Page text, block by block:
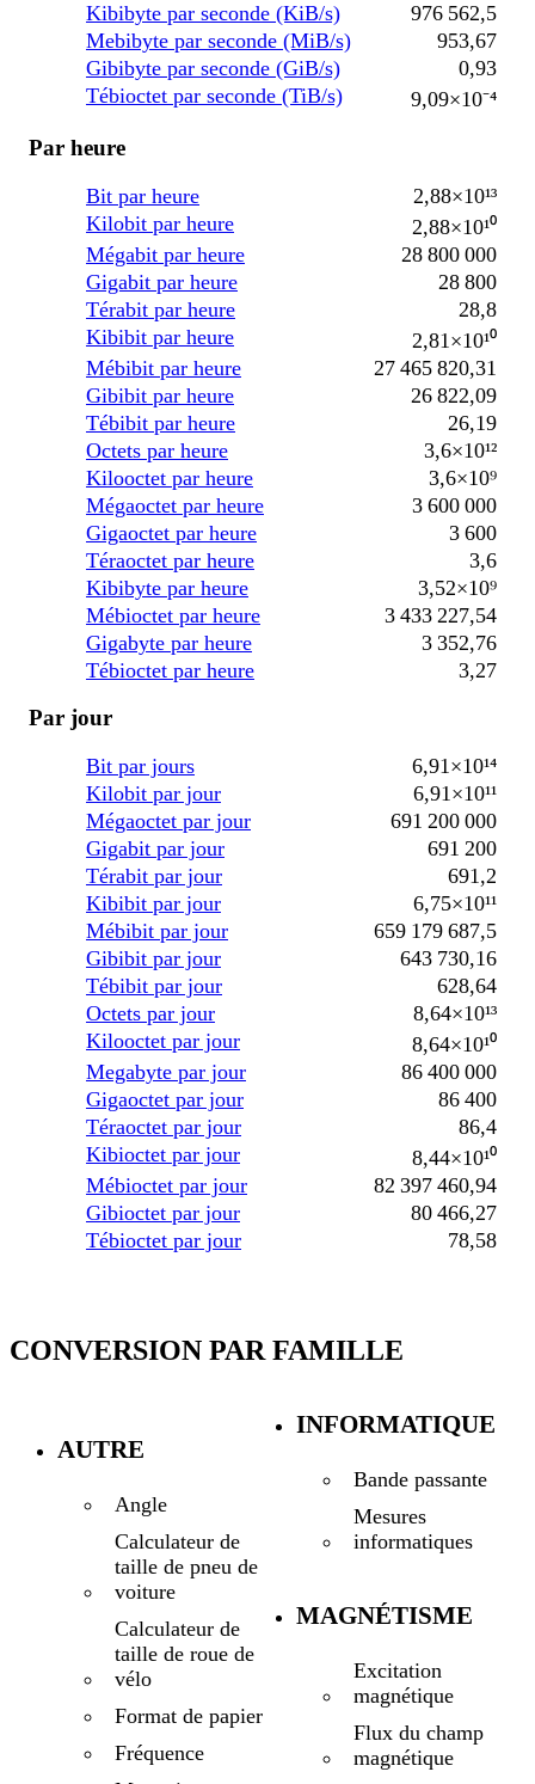
Kibibyte par seconde (KiB/s)
976 562,5
Mebibyte par seconde (MiB/s)
953,67
Gibibyte par seconde (GiB/s)
0,93
Tébioctet par seconde (TiB/s)
9,09×10⁻⁴
Par heure
Bit par heure
2,88×10¹³
Kilobit par heure
2,88×10¹⁰
Mégabit par heure
28 800 000
Gigabit par heure
28 800
Térabit par heure
28,8
Kibibit par heure
2,81×10¹⁰
Mébibit par heure
27 465 820,31
Gibibit par heure
26 822,09
Tébibit par heure
26,19
Octets par heure
3,6×10¹²
Kilooctet par heure
3,6×10⁹
Mégaoctet par heure
3 600 000
Gigaoctet par heure
3 600
Téraoctet par heure
3,6
Kibibyte par heure
3,52×10⁹
Mébioctet par heure
3 433 227,54
Gigabyte par heure
3 352,76
Tébioctet par heure
3,27
Par jour
Bit par jours
6,91×10¹⁴
Kilobit par jour
6,91×10¹¹
Mégaoctet par jour
691 200 000
Gigabit par jour
691 200
Térabit par jour
691,2
Kibibit par jour
6,75×10¹¹
Mébibit par jour
659 179 687,5
Gibibit par jour
643 730,16
Tébibit par jour
628,64
Octets par jour
8,64×10¹³
Kilooctet par jour
8,64×10¹⁰
Megabyte par jour
86 400 000
Gigaoctet par jour
86 400
Téraoctet par jour
86,4
Kibioctet par jour
8,44×10¹⁰
Mébioctet par jour
82 397 460,94
Gibioctet par jour
80 466,27
Tébioctet par jour
78,58
CONVERSION PAR FAMILLE
AUTRE
Angle
Calculateur de
taille de pneu de
voiture
Calculateur de
taille de roue de
vélo
Format de papier
Fréquence
INFORMATIQUE
Bande passante
Mesures
informatiques
MAGNÉTISME
Excitation
magnétique
Flux du champ
magnétique